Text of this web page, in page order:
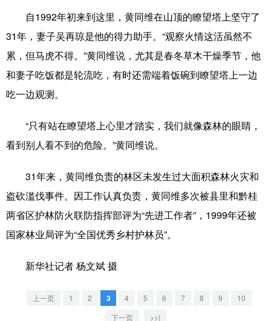
北京 天津 河北 山西
辽宁 吉林 上海 江苏
福建 江西
山东
广西
四川 贵州
甘肃 青海 宁夏
新疆 内蒙古 黑龙江
多语种频道
English Español
Русский язык 日本語 한국어
Português
自1992年初来到这里，黄同维在山顶的瞭望塔上坚守了
31年，妻子吴再琼是他的得力助手。“观察火情这活虽然不
累，但马虎不得。”黄同维说，尤其是春冬草木干燥季节，他
和妻子吃饭都是轮流吃，有时还需端着饭碗到瞭望塔上一边
吃一边观测。
“只有站在瞭望塔上心里才踏实，我们就像森林的眼睛，
看到别人看不到的危险。”黄同维说。
31年来，黄同维负责的林区未发生过大面积森林火灾和
盗砍滥伐事件。因工作认真负责，黄同维多次被县里和黔桂
两省区护林防火联防指挥部评为“先进工作者”，1999年还被
国家林业局评为“全国优秀乡村护林员”。
新华社记者 杨文斌 摄
上一页 1 2 3 4 5 6 7 8 9
10
下一页
>>|